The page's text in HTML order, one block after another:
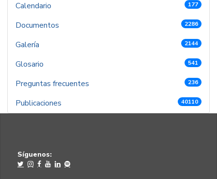
Calendario
177
Documentos 2286
Galería 2144
Glosario 541
Preguntas frecuentes 236
Publicaciones 40110
Síguenos: